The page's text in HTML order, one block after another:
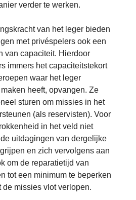
verder te werken.
van het leger bieden
met privéspelers ook een
van capaciteit. Hierdoor
immers het capaciteitstekort
waar het leger
heeft, opvangen. Ze
sturen om missies in het
(als reservisten). Voor
in het veld niet
uitdagingen van dergelijke
en zich vervolgens aan
om de reparatietijd van
tot een minimum te beperken
de missies vlot verlopen.